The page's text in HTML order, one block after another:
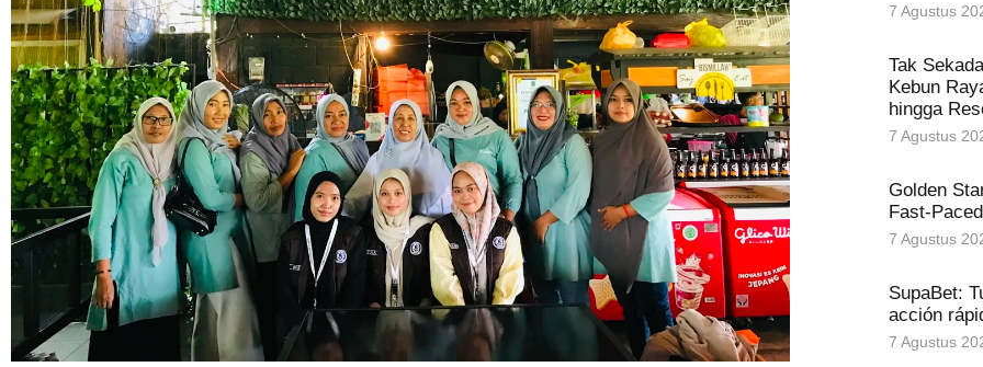
7 Agustus
Tak
Kebun
hingga
7 Agustus
Golden
7 Agustus
SupaBet:
acción
7 Agustus